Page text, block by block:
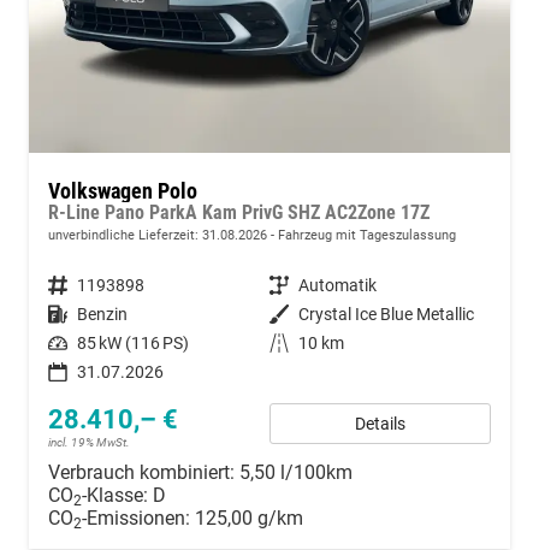
Volkswagen Polo
R-Line Pano ParkA Kam PrivG SHZ AC2Zone 17Z
unverbindliche Lieferzeit: 31.08.2026 Fahrzeug mit Tageszulassung
Fahrzeugnummer 1193898 Getriebe Automatik
Kraftstoff Benzin Außenfarbe Crystal Ice Blue Metallic
Leistung 85 kW (116 PS) Kilometerstand
10 km
31.07.2026
28.410,– €
incl. 19% MwSt.
Details
Verbrauch kombiniert: 5,50 l/100km
CO2-Klasse: D
CO2-Emissionen: 125,00 g/km